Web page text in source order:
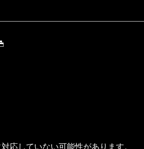
応していない可能性があります。